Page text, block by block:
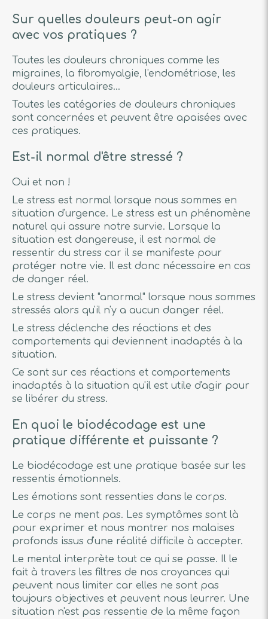
Sur quelles douleurs peut-on agir
avec vos pratiques ?
Toutes les douleurs chroniques comme les
migraines, la fibromyalgie, l'endométriose, les
douleurs articulaires...
Toutes les catégories de douleurs chroniques
sont concernées et peuvent être apaisées avec
ces pratiques.
Est-il normal d'être stressé ?
Oui et non !
Le stress est normal lorsque nous sommes en
situation d'urgence. Le stress est un phénomène
naturel qui assure notre survie. Lorsque la
situation est dangereuse, il est normal de
ressentir du stress car il se manifeste pour
protéger notre vie. Il est donc nécessaire en cas
de danger réel.
Le stress devient "anormal" lorsque nous sommes
stressés alors qu'il n'y a aucun danger réel.
Le stress déclenche des réactions et des
comportements qui deviennent inadaptés à la
situation.
Ce sont sur ces réactions et comportements
inadaptés à la situation qu'il est utile d'agir pour
se libérer du stress.
En quoi le biodécodage est une
pratique différente et puissante ?
Le biodécodage est une pratique basée sur les
ressentis émotionnels.
Les émotions sont ressenties dans le corps.
Le corps ne ment pas. Les symptômes sont là
pour exprimer et nous montrer nos malaises
profonds issus d'une réalité difficile à accepter.
Le mental interprète tout ce qui se passe. Il le
fait à travers les filtres de nos croyances qui
peuvent nous limiter car elles ne sont pas
toujours objectives et peuvent nous leurrer. Une
situation n'est pas ressentie de la même façon